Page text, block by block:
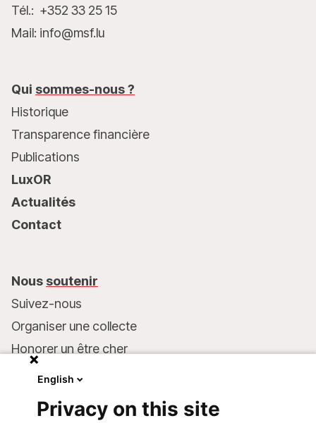
Tél.: +352 33 25 15
Mail: info@msf.lu
Qui sommes-nous ?
Historique
Transparence financière
Publications
LuxOR
Actualités
Contact
Nous soutenir
Suivez-nous
Organiser une collecte
Honorer un être cher
Faire un don
English
Privacy on this site